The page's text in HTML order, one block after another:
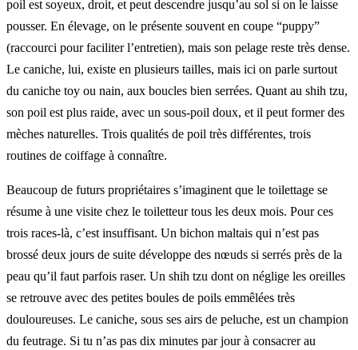
poil est soyeux, droit, et peut descendre jusqu’au sol si on le laisse
pousser. En élevage, on le présente souvent en coupe “puppy”
(raccourci pour faciliter l’entretien), mais son pelage reste très dense.
Le caniche, lui, existe en plusieurs tailles, mais ici on parle surtout
du caniche toy ou nain, aux boucles bien serrées. Quant au shih tzu,
son poil est plus raide, avec un sous-poil doux, et il peut former des
mèches naturelles. Trois qualités de poil très différentes, trois
routines de coiffage à connaître.
Beaucoup de futurs propriétaires s’imaginent que le toilettage se
résume à une visite chez le toiletteur tous les deux mois. Pour ces
trois races-là, c’est insuffisant. Un bichon maltais qui n’est pas
brossé deux jours de suite développe des nœuds si serrés près de la
peau qu’il faut parfois raser. Un shih tzu dont on néglige les oreilles
se retrouve avec des petites boules de poils emmêlées très
douloureuses. Le caniche, sous ses airs de peluche, est un champion
du feutrage. Si tu n’as pas dix minutes par jour à consacrer au